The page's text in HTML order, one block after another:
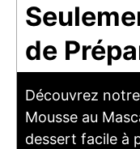
de
Découvrez
Mousse au
dessert facile à